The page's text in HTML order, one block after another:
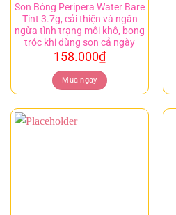
Son Bóng Peripera Water Bare
Tint 3.7g, cải thiện và ngăn
ngừa tình trạng môi khô, bong
tróc khi dùng son cả ngày
158.000₫
Mua ngay